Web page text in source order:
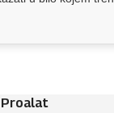
Proalat